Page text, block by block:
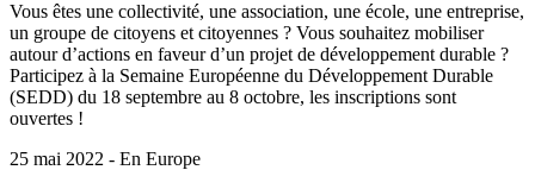
Vous êtes une collectivité, une association, une école, une entreprise,
un groupe de citoyens et citoyennes ? Vous souhaitez mobiliser
autour d’actions en faveur d’un projet de développement durable ?
Participez à la Semaine Européenne du Développement Durable
(SEDD) du 18 septembre au 8 octobre, les inscriptions sont
ouvertes !
25 mai 2022 - En Europe